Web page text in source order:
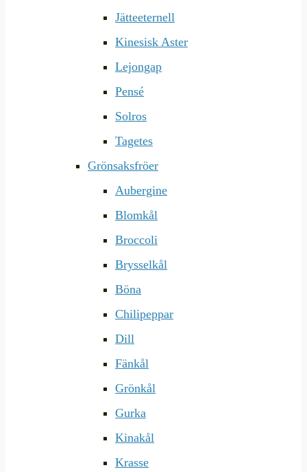
Jätteeternell
Kinesisk Aster
Lejongap
Pensé
Solros
Tagetes
Grönsaksfröer
Aubergine
Blomkål
Broccoli
Brysselkål
Böna
Chilipeppar
Dill
Fänkål
Grönkål
Gurka
Kinakål
Krasse